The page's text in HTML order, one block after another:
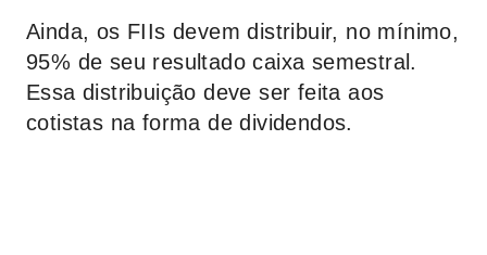
Ainda, os FIIs devem distribuir, no mínimo,
95% de seu resultado caixa semestral.
Essa distribuição deve ser feita aos
cotistas na forma de dividendos.